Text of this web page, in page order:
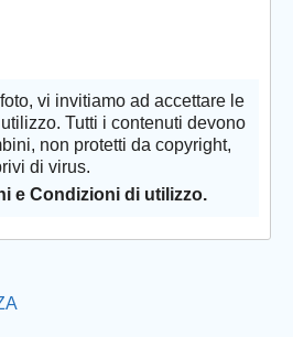
vi invitiamo ad accettare le
Tutti i contenuti devono
non protetti da copyright,
di virus.
e Condizioni di utilizzo.
Prev